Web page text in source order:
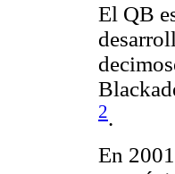
El QB
2.
En